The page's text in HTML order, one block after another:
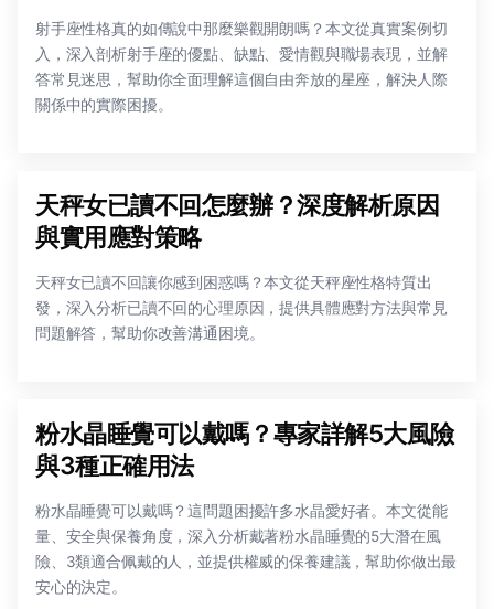
射手座性格真的如傳說中那麼樂觀開朗嗎？本文從真實案例切
入，深入剖析射手座的優點、缺點、愛情觀與職場表現，並解
答常見迷思，幫助你全面理解這個自由奔放的星座，解決人際
關係中的實際困擾。
天秤女已讀不回怎麼辦？深度解析原因
與實用應對策略
天秤女已讀不回讓你感到困惑嗎？本文從天秤座性格特質出
發，深入分析已讀不回的心理原因，提供具體應對方法與常見
問題解答，幫助你改善溝通困境。
粉水晶睡覺可以戴嗎？專家詳解5大風險
與3種正確用法
粉水晶睡覺可以戴嗎？這問題困擾許多水晶愛好者。本文從能
量、安全與保養角度，深入分析戴著粉水晶睡覺的5大潛在風
險、3類適合佩戴的人，並提供權威的保養建議，幫助你做出最
安心的決定。